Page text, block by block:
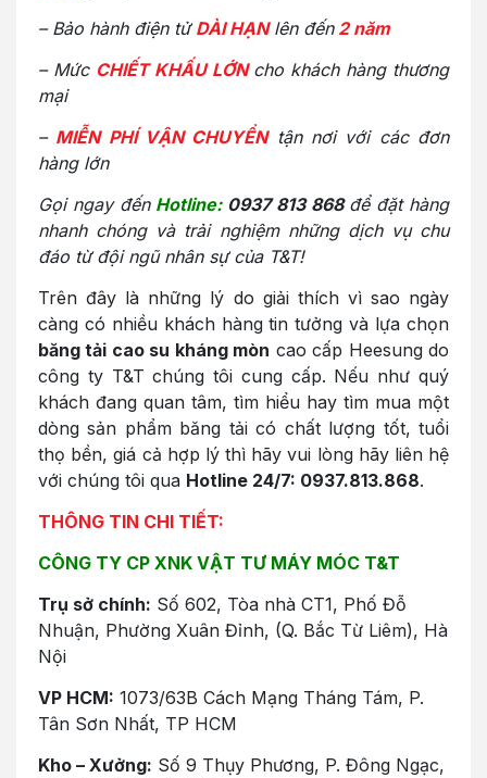
– Bảo hành điện tửDÀI HẠNlên đến2 năm
– Mức CHIẾT KHẤU LỚNcho khách hàng thương
mại
– MIỄN PHÍ VẬN CHUYỂNtận nơi với các đơn
hàng lớn
Gọi ngay đến Hotline: 0937 813 868để đặt hàng
nhanh chóng và trải nghiệm những dịch vụ chu
đáo từ đội ngũ nhân sự của T&T!
Trên đây là những lý do giải thích vì sao ngày
càng có nhiều khách hàng tin tưởng và lựa chọn
băng tải cao su kháng mòn cao cấp Heesung do
công ty T&T chúng tôi cung cấp. Nếu như quý
khách đang quan tâm, tìm hiểu hay tìm mua một
dòng sản phẩm băng tải có chất lượng tốt, tuổi
thọ bền, giá cả hợp lý thì hãy vui lòng hãy liên hệ
với chúng tôi qua Hotline 24/7: 0937.813.868.
THÔNG TIN CHI TIẾT:
CÔNG TY CP XNK VẬT TƯ MÁY MÓC T&T
Trụ sở chính: Số 602, Tòa nhà CT1, Phố Đỗ
Nhuận, Phường Xuân Đỉnh, (Q. Bắc Từ Liêm), Hà
Nội
VP HCM: 1073/63B Cách Mạng Tháng Tám, P.
Tân Sơn Nhất, TP HCM
Kho – Xưởng: Số 9 Thụy Phương, P. Đông Ngạc,